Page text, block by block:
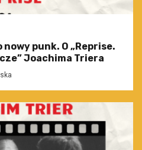
nowy punk. O „Reprise.
Joachima Triera